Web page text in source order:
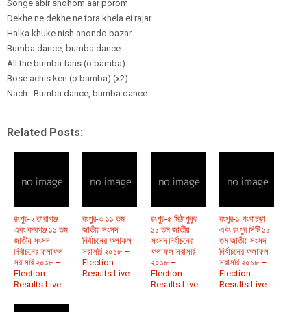
Songe abir shohom aar porom
Dekhe ne dekhe ne tora khela ei rajar
Halka khuke nish anondo bazar
Bumba dance, bumba dance…
All the bumba fans (o bamba)
Bose achis ken (o bamba) (x2)
Nach.. Bumba dance, bumba dance…
Related Posts:
রংপুর-২ তারাগঞ্জ
এবং বদরগঞ্জ ১১ তম
জাতীয় সংসদ
নির্বাচনের ফলাফল
সরাসরি ২০১৮ –
Election
Results Live
রংপুর-৩ ১১ তম
জাতীয় সংসদ
নির্বাচনের ফলাফল
সরাসরি ২০১৮ –
Election
Results Live
রংপুর-৫ মিঠাপুকুর
১১ তম জাতীয়
সংসদ নির্বাচনের
ফলাফল সরাসরি
২০১৮ –
Election
Results Live
রংপুর-১ গংগাচড়া
এবং রংপুর সিটি ১১
তম জাতীয় সংসদ
নির্বাচনের ফলাফল
সরাসরি ২০১৮ –
Election
Results Live